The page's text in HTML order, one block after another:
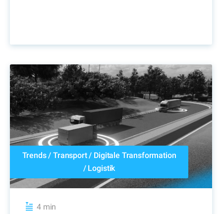
Trends/Transport/ Digitale Transformation
/ Logistik
4 min